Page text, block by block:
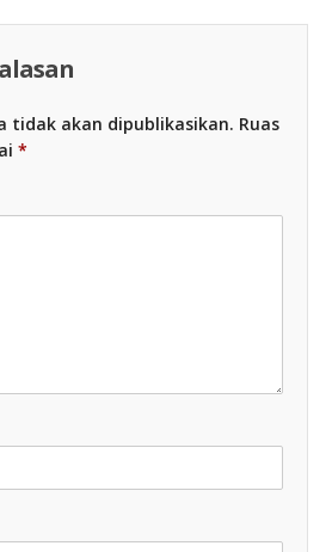
tidak akan dipublikasikan. Ruas
*